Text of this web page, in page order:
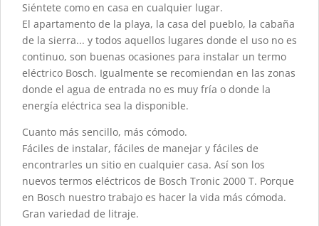
Siéntete como en casa en cualquier lugar.
El apartamento de la playa, la casa del pueblo, la cabaña
de la sierra... y todos aquellos lugares donde el uso no es
continuo, son buenas ocasiones para instalar un termo
eléctrico Bosch. Igualmente se recomiendan en las zonas
donde el agua de entrada no es muy fría o donde la
energía eléctrica sea la disponible.
Cuanto más sencillo, más cómodo.
Fáciles de instalar, fáciles de manejar y fáciles de
encontrarles un sitio en cualquier casa. Así son los
nuevos termos eléctricos de Bosch Tronic 2000 T. Porque
en Bosch nuestro trabajo es hacer la vida más cómoda.
Gran variedad de litraje.